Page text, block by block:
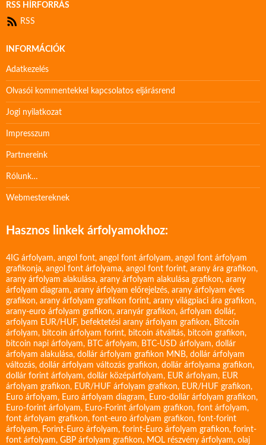
RSS HÍRFORRÁS
RSS
INFORMÁCIÓK
Adatkezelés
Olvasói kommentekkel kapcsolatos eljárásrend
Jogi nyilatkozat
Impresszum
Partnereink
Rólunk…
Webmestereknek
Hasznos linkek árfolyamokhoz:
4IG árfolyam, angol font, angol font árfolyam, angol font árfolyam
grafikonja, angol font árfolyama, angol font forint, arany ára grafikon,
arany árfolyam alakulása, arany árfolyam alakulása grafikon, arany
árfolyam diagram, arany árfolyam előrejelzés, arany árfolyam éves
grafikon, arany árfolyam grafikon forint, arany világpiaci ára grafikon,
arany-euro árfolyam grafikon, aranyár grafikon, árfolyam dollár,
arfolyam EUR/HUF, befektetési arany árfolyam grafikon, Bitcoin
árfolyam, bitcoin árfolyam forint, bitcoin átváltás, bitcoin grafikon,
bitcoin napi árfolyam, BTC árfolyam, BTC-USD árfolyam, dollár
árfolyam alakulása, dollár árfolyam grafikon MNB, dollár árfolyam
változás, dollár árfolyam változás grafikon, dollár árfolyama grafikon,
dollár forint árfolyam, dollár középárfolyam, EUR árfolyam, EUR
árfolyam grafikon, EUR/HUF árfolyam grafikon, EUR/HUF grafikon,
Euro árfolyam, Euro árfolyam diagram, Euro-dollár árfolyam grafikon,
Euro-forint árfolyam, Euro-Forint árfolyam grafikon, font árfolyam,
font árfolyam grafikon, font-euro árfolyam grafikon, font-forint
árfolyam, Forint-Euro árfolyam, forint-Euro árfolyam grafikon, forint-
font árfolyam, GBP árfolyam grafikon, MOL részvény árfolyam, olaj